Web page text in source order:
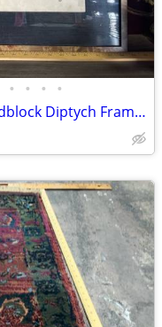
• • • •
Authentic Antique Japanese Woodblock Diptych Framed Art Print